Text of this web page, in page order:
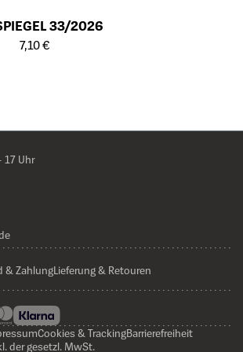
33/2026
des Produkts
7,10 €
17 Uhr
& ZahlungLieferung & Retouren
Cookies & TrackingBarrierefreiheit
der gesetzl. MwSt.